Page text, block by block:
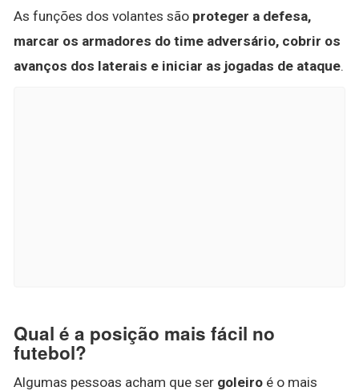
As funções dos volantes são proteger a defesa,
marcar os armadores do time adversário, cobrir os
avanços dos laterais e iniciar as jogadas de ataque.
Qual é a posição mais fácil no
futebol?
Algumas pessoas acham que ser goleiro é o mais